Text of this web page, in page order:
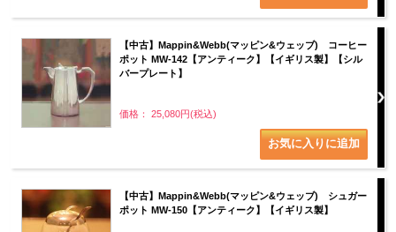
【中古】Mappin&Webb(マッピン&ウェッブ) コーヒー
ポット MW-142【アンティーク】【イギリス製】【シル
バープレート】
価格： 25,080円(税込)
【中古】Mappin&Webb(マッピン&ウェッブ) シュガー
ポット MW-150【アンティーク】【イギリス製】